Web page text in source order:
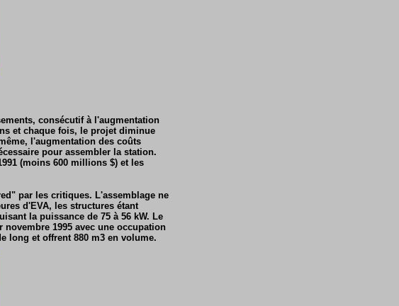
consécutif à l'augmentation
et chaque fois, le projet diminue
l'augmentation des coûts
pour assembler la station.
(moins 600 millions $) et les
par les critiques. L'assemblage ne
d'EVA, les structures étant
la puissance de 75 à 56 kW. Le
1995 avec une occupation
long et offrent 880 m3 en volume.